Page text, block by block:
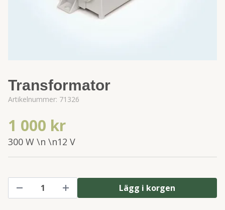
Transformator
Artikelnummer: 71326
1 000 kr
300 W \n \n12 V
Lägg i korgen